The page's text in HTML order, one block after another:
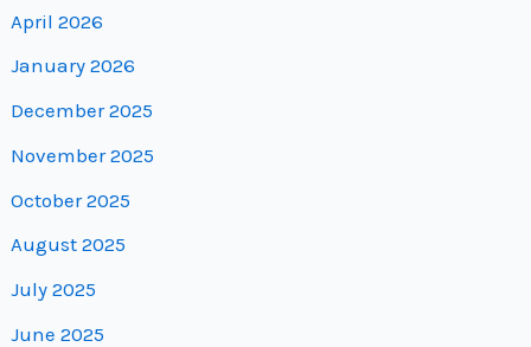
April 2026
January 2026
December 2025
November 2025
October 2025
August 2025
July 2025
June 2025